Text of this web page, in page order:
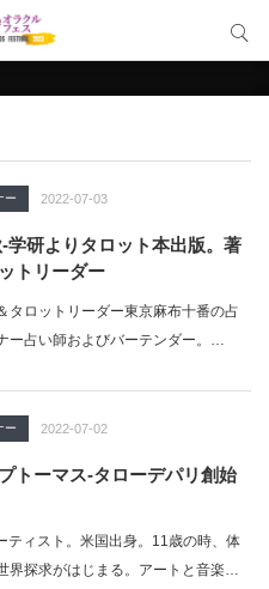
ー 2022-07-03
学研よりタロット本出版。著
トリーダー
タロットリーダー東京麻布十番の占
ー占い師およびバーテンダー。…
ー 2022-07-02
トーマス-タローデパリ創始
ティスト。米国出身。11歳の時、体
界探求がはじまる。アートと音楽…
サイト内検索